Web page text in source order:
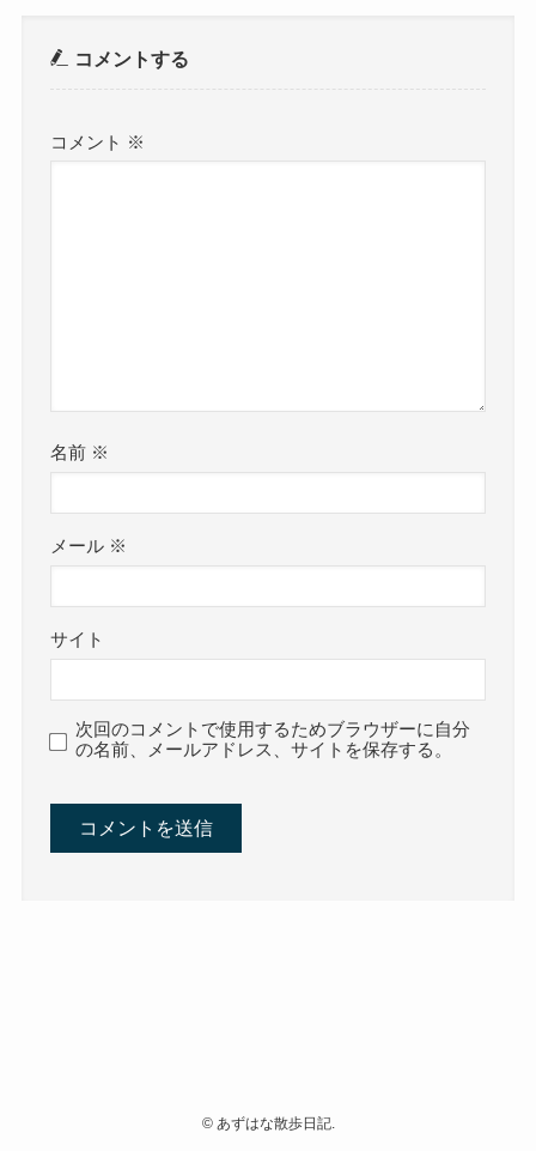
コメントする
コメント ※
名前 ※
メール ※
サイト
次回のコメントで使用するためブラウザーに自分
の名前、メールアドレス、サイトを保存する。
©あずはな散歩日記.